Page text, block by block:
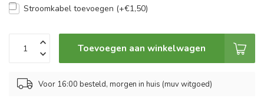
Stroomkabel toevoegen (+€1,50)
Toevoegen aan winkelwagen
Voor 16:00 besteld, morgen in huis (muv witgoed)